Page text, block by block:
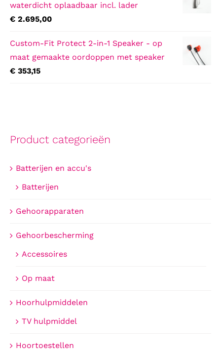
waterdicht oplaadbaar incl. lader
€ 2.695,00
Custom-Fit Protect 2-in-1 Speaker - op
maat gemaakte oordoppen met speaker
€ 353,15
Product categorieën
Batterijen en accu's
Batterijen
Gehoorapparaten
Gehoorbescherming
Accessoires
Op maat
Hoorhulpmiddelen
TV hulpmiddel
Hoortoestellen